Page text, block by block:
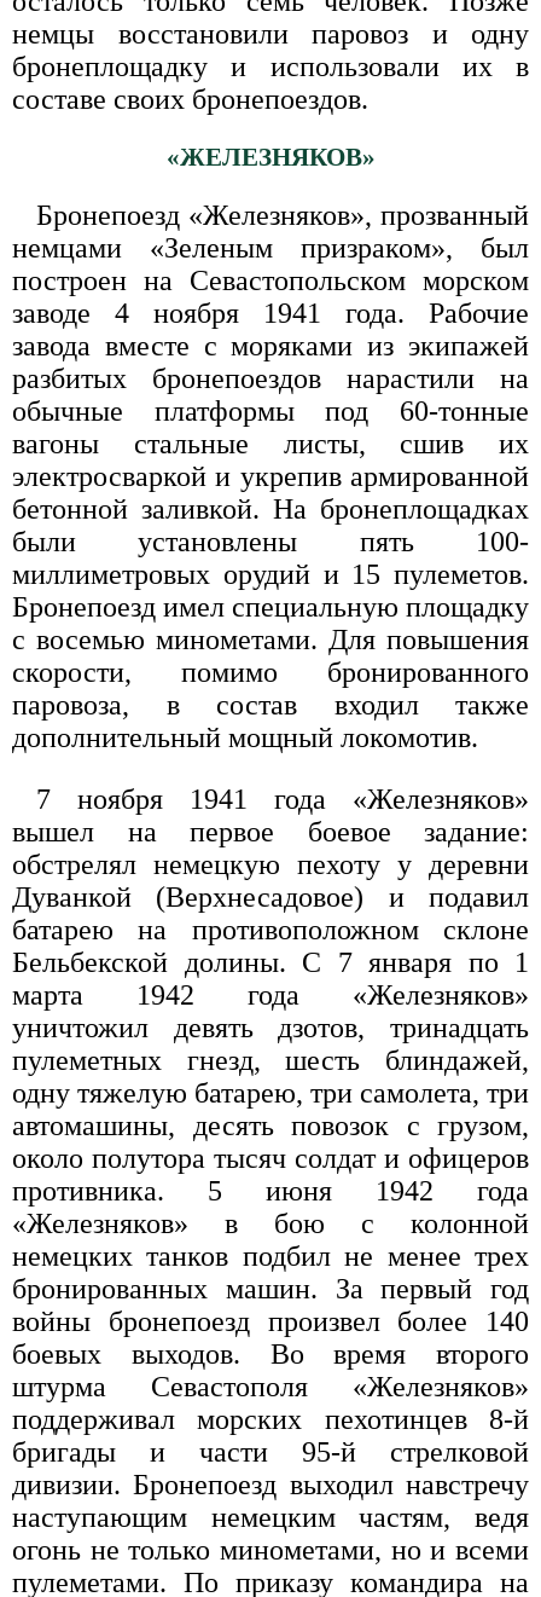
немцы восстановили паровоз и одну
бронеплощадку и использовали их в
составе своих бронепоездов.
«ЖЕЛЕЗНЯКОВ»
Бронепоезд «Железняков», прозванный
немцами «Зеленым призраком», был
построен на Севастопольском морском
заводе 4 ноября 1941 года. Рабочие
завода вместе с моряками из экипажей
разбитых бронепоездов нарастили на
обычные платформы под 60-тонные
вагоны стальные листы, сшив их
электросваркой и укрепив армированной
бетонной заливкой. На бронеплощадках
были установлены пять 100-
миллиметровых орудий и 15 пулеметов.
Бронепоезд имел специальную площадку
с восемью минометами. Для повышения
скорости, помимо бронированного
паровоза, в состав входил также
дополнительный мощный локомотив.
7 ноября 1941 года «Железняков»
вышел на первое боевое задание:
обстрелял немецкую пехоту у деревни
Дуванкой (Верхнесадовое) и подавил
батарею на противоположном склоне
Бельбекской долины. С 7 января по 1
марта 1942 года «Железняков»
уничтожил девять дзотов, тринадцать
пулеметных гнезд, шесть блиндажей,
одну тяжелую батарею, три самолета, три
автомашины, десять повозок с грузом,
около полутора тысяч солдат и офицеров
противника. 5 июня 1942 года
«Железняков» в бою с колонной
немецких танков подбил не менее трех
бронированных машин. За первый год
войны бронепоезд произвел более 140
боевых выходов. Во время второго
штурма Севастополя «Железняков»
поддерживал морских пехотинцев 8-й
бригады и части 95-й стрелковой
дивизии. Бронепоезд выходил навстречу
наступающим немецким частям, ведя
огонь не только минометами, но и всеми
пулеметами. По приказу командира на